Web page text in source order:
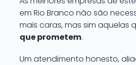
em Rio Branco não são
mais caras, mas sim aquelas
que prometem.
Um atendimento honesto,